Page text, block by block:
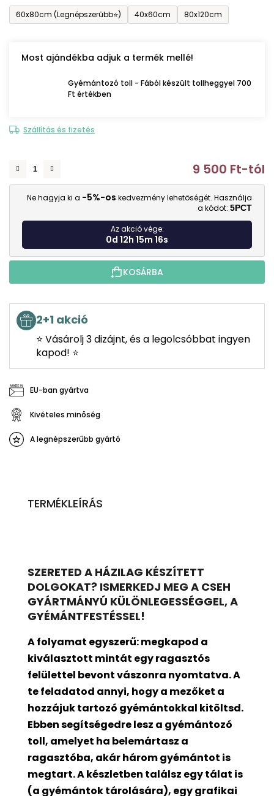
60x80cm (Legnépszerűbb⭐)
40x60cm 80x120cm
Most ajándékba adjuk a termék mellé!
Gyémántozó toll - Fából készült tollheggyel 700
Ft értékben
Szállítás és fizetés
9 500 Ft-tól
Ne hagyja ki a -5%-os kedvezmény lehetőségét. Használja
a kódot: 5PCT
Az akció vége:
0d 12h 15m 15s
KOSÁRBA
2+1 akció
⭐ Vásárolj 3 dizájnt, és a legolcsóbbat ingyen
kapod! ⭐
EU-ban gyártva
Kivételes minőség
A legnépszerűbb gyártó
TERMÉKLEÍRÁS
SZERETED A HÁZILAG KÉSZÍTETT
DOLGOKAT? ISMERKEDJ MEG A CSEH
GYÁRTMÁNYÚ KÜLÖNLEGESSÉGGEL, A
GYÉMÁNTFESTÉSSEL!
A folyamat egyszerű: megkapod a
kiválasztott mintát egy ragasztós
felülettel bevontvászonra nyomtatva. A
te feladatod annyi, hogy a mezőket a
hozzájuk tartozó gyémántokkal kitöltsd.
Ebben segítségedre lesz a gyémántozó
toll, amelyet ha belemártasz a
ragasztóba, akár három gyémántot is
megtart. A készletben találsz egy tálat is
(a gyémántok tárolására), egy grafikai